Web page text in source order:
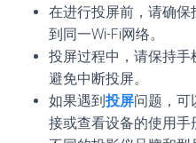
在进行投屏前，请确
到同一Wi-Fi网络。
投屏过程中，请保持手
避免中断投屏。
如果遇到投屏问题，可
接或查看设备的使用手